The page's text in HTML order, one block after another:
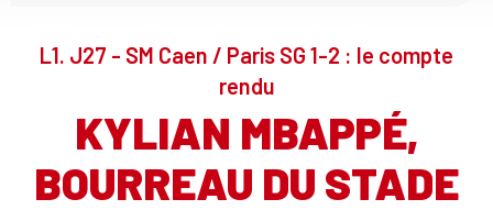
L1. J27 - SM Caen / Paris SG 1-2 : le compte
rendu
KYLIAN MBAPPÉ,
BOURREAU DU STADE